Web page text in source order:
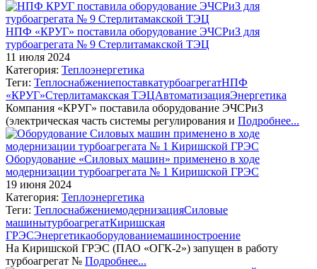
НПФ «КРУГ» поставила оборудование ЭЧСРиЗ для
турбоагрегата № 9 Стерлитамакской ТЭЦ
11 июля 2024
Категория: Теплоэнергетика
Теги: ТеплоснабжениепоставкатурбоагрегатНПФ
«КРУГ»Стерлитамакская ТЭЦАвтоматизацияЭнергетика
Компания «КРУГ» поставила оборудование ЭЧСРиЗ
(электрическая часть системы регулирования и Подробнее...
Оборудование «Силовых машин» применено в ходе
модернизации турбоагрегата № 1 Киришской ГРЭС
19 июня 2024
Категория: Теплоэнергетика
Теги: ТеплоснабжениемодернизацияСиловые
машинытурбоагрегатКиришская
ГРЭСЭнергетикаоборудованиемашиностроение
На Киришской ГРЭС (ПАО «ОГК-2») запущен в работу
турбоагрегат № Подробнее...